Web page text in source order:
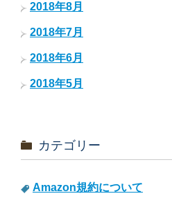
2018年8月
2018年7月
2018年6月
2018年5月
カテゴリー
Amazon規約について